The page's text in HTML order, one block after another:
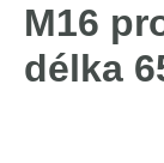
M16
délka